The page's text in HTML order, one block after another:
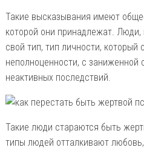
Такие высказывания имеют
которой они принадлежат.
свой тип, тип личности, который
неполноценности, с заниженной
неактивных последствий.
Такие люди стараются быть
типы людей отталкивают